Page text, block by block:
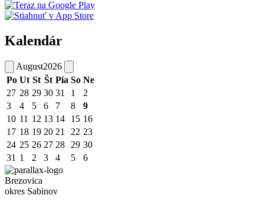
Kalendár
August2026
Po Ut St Št Pia So Ne
27 28 29 30 31 1
2
3
4 5 6 7 8
9
10 11 12 13 14 15 16
17 18 19 20 21 22 23
24 25 26 27 28 29 30
31 1 2 3 4 5 6
Brezovica
okres Sabinov